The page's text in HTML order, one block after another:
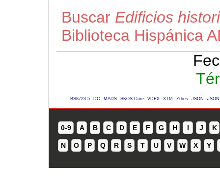
Buscar Edificios
Biblioteca Hispánica
BS8723-5 DC MADS SKOS-Core VDEX XTM Zthes JSON
0-9 A B C D E F G H I J K
N O P Q R S T U V W X Y